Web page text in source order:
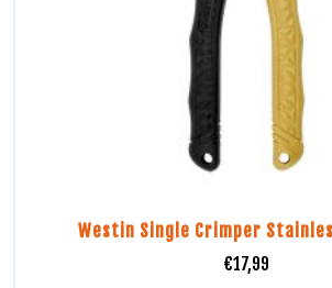
Westin Single Crimper
€17,99